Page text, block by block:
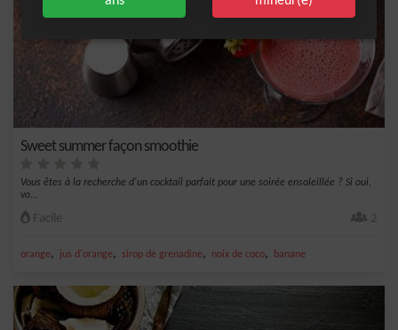
Sweet summer façon smoothie
Vous êtes à la recherche d'un cocktail parfait pour une soirée ensoleillée ? Si oui,
vo...
Facile 2
orange, jus d'orange, sirop de grenadine, noix de coco, banane